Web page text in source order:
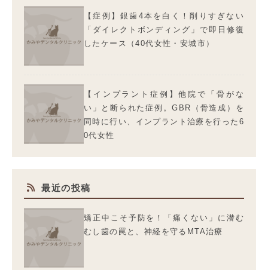
【症例】銀歯4本を白く！削りすぎない
「ダイレクトボンディング」で即日修復
したケース（40代女性・安城市）
【インプラント症例】他院で「骨がな
い」と断られた症例。GBR（骨造成）を
同時に行い、インプラント治療を行った6
0代女性
最近の投稿
矯正中こそ予防を！「痛くない」に潜む
むし歯の罠と、神経を守るMTA治療